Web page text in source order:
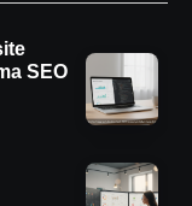
SEO